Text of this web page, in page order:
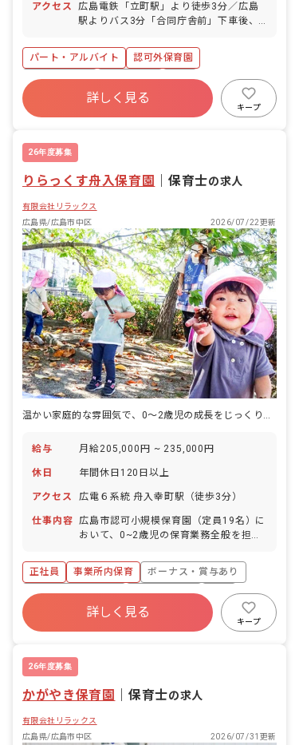
アクセス
広島電鉄「立町駅」より徒歩3分／広島
駅よりバス3分「合同庁舎前」下車後、
通勤している方もいます（駐車場自己手
配） ※広島市中区以外に、宇品、横川、
府中町、大塚、温品、馬木、高取、井
口、東原、呉、坂など職員は多方面から
パート・アルバイト
認可外保育園
社会保険完備
土日祝休み
有給
福利厚生充実
残業少なめ
昇給昇進あり
詳しく見る
キープ
26年度募集
りらっくす舟入保育園 ｜保育士の求人
有限会社リラックス
広島県/広島市中区
2026/07/22更新
温かい家庭的な雰囲気で、0～2歳児の成長をじっくり見守りませんか？あなたの優しい保育が輝く場所です。
給与 月給205,000円 ~ 235,000円
休日 年間休日120日以上
アクセス 広電６系統 舟入幸町駅（徒歩3分）
仕事内容 広島市認可小規模保育園（定員19名）に
おいて、0~2歳児の保育業務全般を担当
中の保育活動 ・午睡の対応 ・保育室の
環境整備 ・預かり保育の対応 ・自由遊
びの対応 当園は「経験を大切に、自分ら
しくいられる保育園」を目指しており、
家庭的な環境で子どもたち一人ひとりに
正社員 事業所内保育
ボーナス・賞与あり
年間休日120日以上
社会保険完備
昇給昇進あり
車通勤可
乳児保育のみ
詳しく見る
キープ
26年度募集
かがやき保育園 ｜保育士の求人
有限会社リラックス
広島県/広島市中区
2026/07/31更新